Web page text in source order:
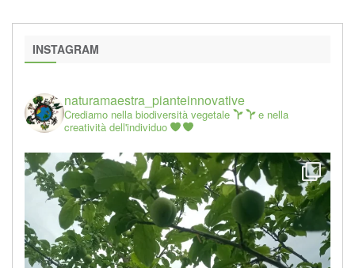
INSTAGRAM
naturamaestra_pianteinnovative
Crediamo nella biodiversità vegetale
e nella
creatività dell'individuo